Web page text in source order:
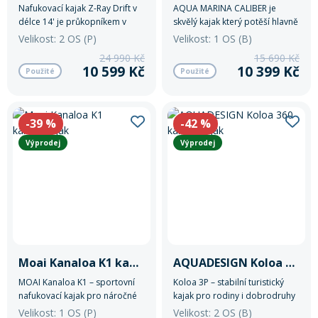
Nafukovací kajak Z-Ray Drift v
délce 14' je průkopníkem v
třídě skladných kajaků
Velikost: 2 OS (P)
Použité
24 990 Kč
10 599 Kč
AQUA MARINA CALIBER je
skvělý kajak který potěší hlavně
rybáře, ale skvěle zvládne i
tekoucí nebo zvlněnou vodu.
Velikost: 1 OS (B)
Použité
15 690 Kč
10 399 Kč
-39 %
Výprodej
Moai Kanaloa K1 kanoe/kajak
MOAI Kanaloa K1 – sportovní
nafukovací kajak pro náročné
Lehký a rychlý jednomístný
Velikost: 1 OS (P)
-42 %
Výprodej
AQUADESIGN Koloa 360 kanoe/kajak
Koloa 3P – stabilní turistický
kajak pro rodiny i dobrodruhy
Odolný nafukovací kajak s
Velikost: 2 OS (B)